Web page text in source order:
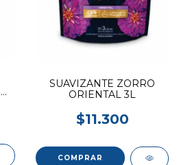
SUAVIZANTE ZORRO
ORIENTAL 3L
$11.300